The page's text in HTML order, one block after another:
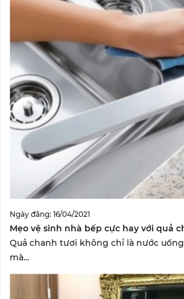
Ngày đăng: 16/04/2021
Mẹo vệ sinh nhà bếp cực hay với quả
Quả chanh tươi không chỉ là nước
mà...